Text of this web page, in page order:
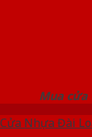
Mua cửa
Cửa Nhựa Đài